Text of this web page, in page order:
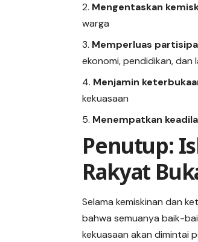
Mengentaskan
warga
Memperluas
ekonomi, pendidikan, dan
Menjamin
kekuasaan
Menempatkan
Penutup:
Rakyat
Selama kemiskinan dan
bahwa semuanya baik-
kekuasaan akan dimintai